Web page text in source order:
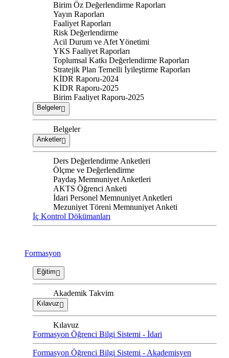
Birim Öz Değerlendirme Raporları
Yayın Raporları
Faaliyet Raporları
Risk Değerlendirme
Acil Durum ve Afet Yönetimi
YKS Faaliyet Raporları
Toplumsal Katkı Değerlendirme Raporları
Stratejik Plan Temelli İyileştirme Raporları
KİDR Raporu-2024
KİDR Raporu-2025
Birim Faaliyet Raporu-2025
Belgeler
Belgeler
Anketler
Ders Değerlendirme Anketleri
Ölçme ve Değerlendirme
Paydaş Memnuniyet Anketleri
AKTS Öğrenci Anketi
İdari Personel Memnuniyet Anketleri
Mezuniyet Töreni Memnuniyet Anketi
İç Kontrol Dökümanları
Formasyon
Eğitim
Akademik Takvim
Kılavuz
Kılavuz
Formasyon Öğrenci Bilgi Sistemi - İdari
Formasyon Öğrenci Bilgi Sistemi - Akademisyen